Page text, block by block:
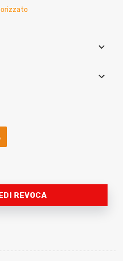
keyboard_arrow_down
keyboard_arrow_down
REVOCA